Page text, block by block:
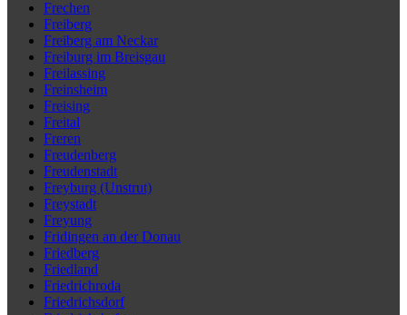
Frechen
Freiberg
Freiberg am Neckar
Freiburg im Breisgau
Freilassing
Freinsheim
Freising
Freital
Freren
Freudenberg
Freudenstadt
Freyburg (Unstrut)
Freystadt
Freyung
Fridingen an der Donau
Friedberg
Friedland
Friedrichroda
Friedrichsdorf